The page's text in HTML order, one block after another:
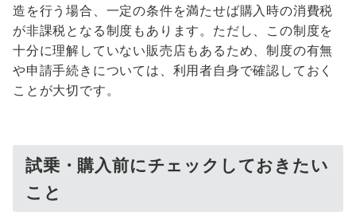
造を行う場合、一定の条件を満たせば購入時の消費税
が非課税となる制度もあります。ただし、この制度を
十分に理解していない販売店もあるため、制度の有無
や申請手続きについては、利用者自身で確認しておく
ことが大切です。
試乗・購入前にチェックしておきたい
こと